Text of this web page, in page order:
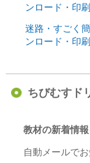
ンロード・印刷
迷路・すごく
ンロード・印刷
ちびむすド
教材の新着情
自動メールで